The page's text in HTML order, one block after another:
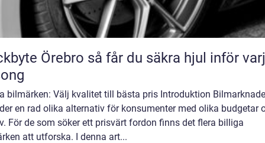
så får du säkra hjul inför varje
bilmärken: Välj kvalitet till bästa pris Introduktion
en rad olika alternativ för konsumenter med olika budgetar
För de som söker ett prisvärt fordon finns det flera billiga
att utforska. I denna art...